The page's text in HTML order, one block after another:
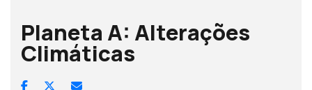
Planeta A: Alterações
Climáticas